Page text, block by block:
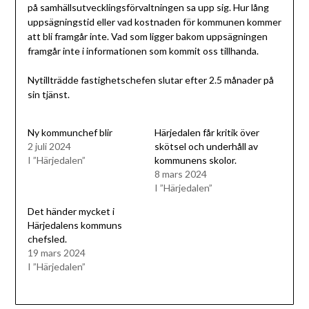
på samhällsutvecklingsförvaltningen sa upp sig. Hur lång
uppsägningstid eller vad kostnaden för kommunen kommer
att bli framgår inte. Vad som ligger bakom uppsägningen
framgår inte i informationen som kommit oss tillhanda.
Nytillträdde fastighetschefen slutar efter 2.5 månader på
sin tjänst.
Ny kommunchef blir
2 juli 2024
I ”Härjedalen”
Härjedalen får kritik över
skötsel och underhåll av
kommunens skolor.
8 mars 2024
I ”Härjedalen”
Det händer mycket i
Härjedalens kommuns
chefsled.
19 mars 2024
I ”Härjedalen”